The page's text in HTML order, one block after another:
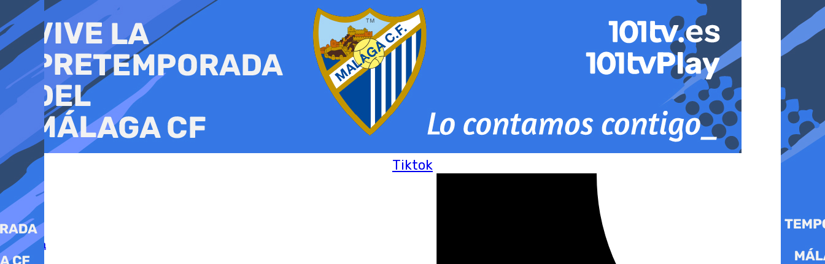
al
contenido
Tiktok
Marbella